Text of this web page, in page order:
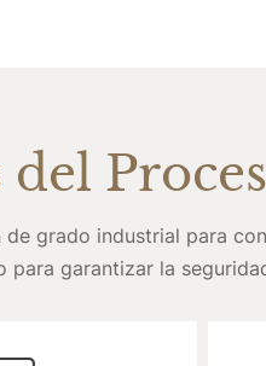
grado industrial para
garantizar la